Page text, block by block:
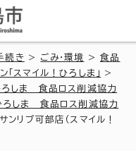
続き > ごみ・環境 >食品
スマイル！ひろしま」
>
ろしま 食品ロス削減協力
ろしま 食品ロス削減協力
ンリブ可部店（スマイル！